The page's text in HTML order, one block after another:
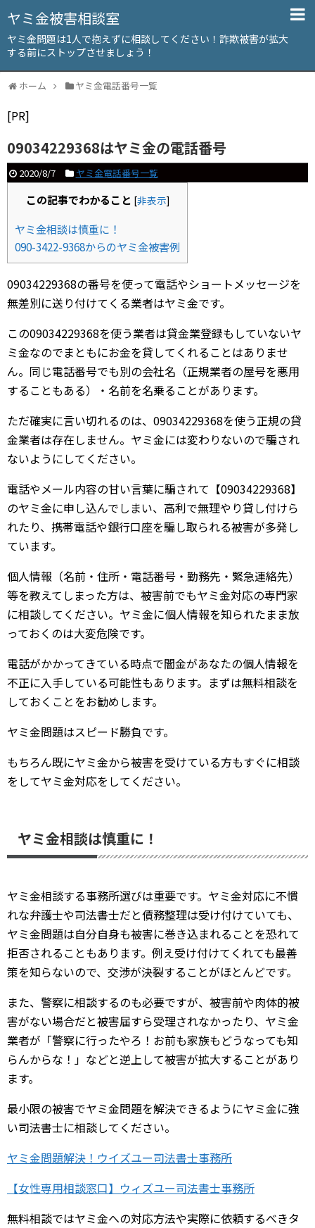
ヤミ金被害相談室
ヤミ金問題は1人で抱えずに相談してください！詐欺被害が拡大
する前にストップさせましょう！
ホーム ヤミ金電話番号一覧
[PR]
09034229368はヤミ金の電話番号
2020/8/7 ヤミ金電話番号一覧
この記事でわかること [非表示]
ヤミ金相談は慎重に！
090-3422-9368からのヤミ金被害例
09034229368の番号を使って電話やショートメッセージを
無差別に送り付けてくる業者はヤミ金です。
この09034229368を使う業者は貸金業登録もしていないヤ
ミ金なのでまともにお金を貸してくれることはありませ
ん。同じ電話番号でも別の会社名（正規業者の屋号を悪用
することもある）・名前を名乗ることがあります。
ただ確実に言い切れるのは、09034229368を使う正規の貸
金業者は存在しません。ヤミ金には変わりないので騙され
ないようにしてください。
電話やメール内容の甘い言葉に騙されて【09034229368】
のヤミ金に申し込んでしまい、高利で無理やり貸し付けら
れたり、携帯電話や銀行口座を騙し取られる被害が多発し
ています。
個人情報（名前・住所・電話番号・勤務先・緊急連絡先）
等を教えてしまった方は、被害前でもヤミ金対応の専門家
に相談してください。ヤミ金に個人情報を知られたまま放
っておくのは大変危険です。
電話がかかってきている時点で闇金があなたの個人情報を
不正に入手している可能性もあります。まずは無料相談を
しておくことをお勧めします。
ヤミ金問題はスピード勝負です。
もちろん既にヤミ金から被害を受けている方もすぐに相談
をしてヤミ金対応をしてください。
ヤミ金相談は慎重に！
ヤミ金相談する事務所選びは重要です。ヤミ金対応に不慣
れな弁護士や司法書士だと債務整理は受け付けていても、
ヤミ金問題は自分自身も被害に巻き込まれることを恐れて
拒否されることもあります。例え受け付けてくれても最善
策を知らないので、交渉が決裂することがほとんどです。
また、警察に相談するのも必要ですが、被害前や肉体的被
害がない場合だと被害届すら受理されなかったり、ヤミ金
業者が「警察に行ったやろ！お前も家族もどうなっても知
らんからな！」などと逆上して被害が拡大することがあり
ます。
最小限の被害でヤミ金問題を解決できるようにヤミ金に強
い司法書士に相談してください。
ヤミ金問題解決！ウイズユー司法書士事務所
【女性専用相談窓口】ウィズユー司法書士事務所
無料相談ではヤミ金への対応方法や実際に依頼するべきタ